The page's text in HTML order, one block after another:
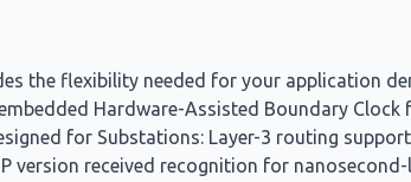
the flexibility needed for your application
Hardware-Assisted Boundary
for Substations: Layer-3 routing
version received recognition for